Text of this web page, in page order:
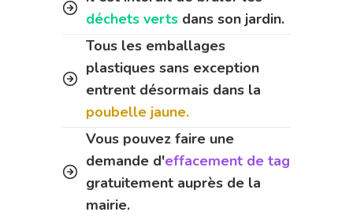
déchets verts dans son jardin.
Tous les emballages
plastiques sans exception
entrent désormais dans la
poubelle jaune.
Vous pouvez faire une
demande d'effacement de tag
gratuitement auprès de la
mairie.